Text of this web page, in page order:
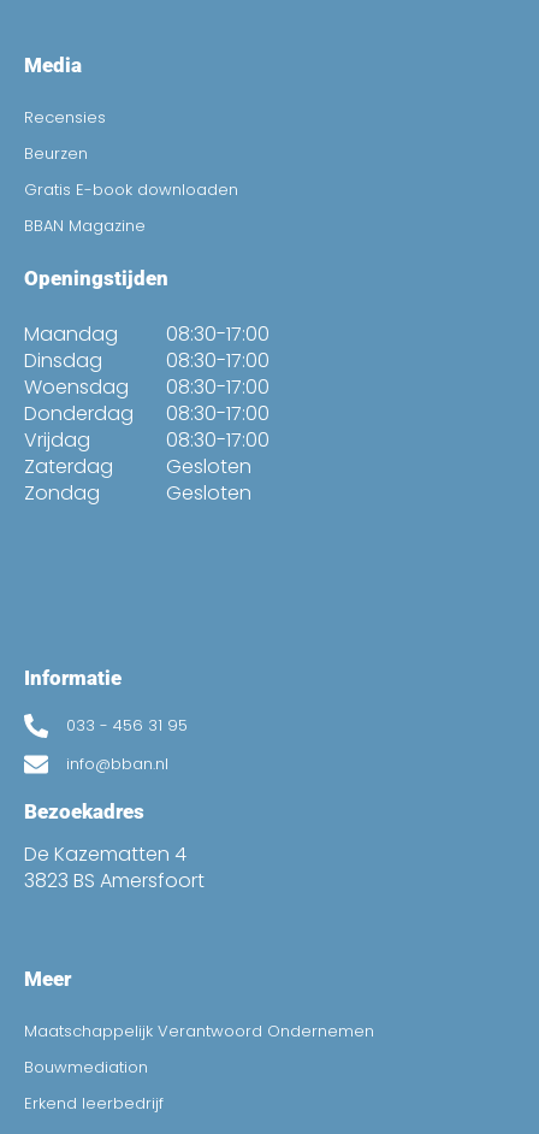
Media
Recensies
Beurzen
Gratis E-book downloaden
BBAN Magazine
Openingstijden
Maandag
Dinsdag
Woensdag
Donderdag
Vrijdag
Zaterdag
Zondag
08:30-17:00
08:30-17:00
08:30-17:00
08:30-17:00
08:30-17:00
Gesloten
Gesloten
Informatie
033 - 456 31 95
info@bban.nl
Bezoekadres
De Kazematten 4
3823 BS Amersfoort
Meer
Maatschappelijk Verantwoord Ondernemen
Bouwmediation
Erkend leerbedrijf